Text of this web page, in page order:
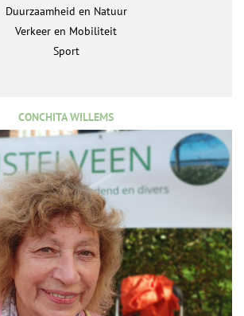
Duurzaamheid en Natuur
Verkeer en Mobiliteit
Sport
CONCHITA WILLEMS